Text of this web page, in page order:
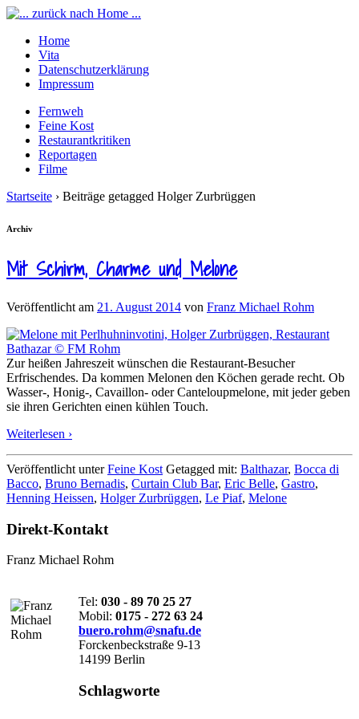
Home
Vita
Datenschutzerklärung
Impressum
Fernweh
Feine Kost
Restaurantkritiken
Reportagen
Filme
Startseite › Beiträge getagged Holger Zurbrüggen
Archiv
Mit Schirm, Charme und Melone
Veröffentlicht am 21. August 2014 von Franz Michael Rohm
Zur heißen Jahreszeit wünschen die Restaurant-Besucher
Erfrischendes. Da kommen Melonen den Köchen gerade recht. Ob
Wasser-, Honig-, Cavaillon- oder Canteloupmelone, mit jeder geben
sie ihren Gerichten einen kühlen Touch.
Weiterlesen ›
Veröffentlicht unterFeine Kost Getagged mit: Balthazar, Bocca di
Bacco, Bruno Bernadis, Curtain Club Bar, Eric Belle, Gastro,
Henning Heissen, Holger Zurbrüggen, Le Piaf, Melone
Direkt-Kontakt
Franz Michael Rohm
Tel: 030 - 89 70 25 27
Mobil: 0175 - 272 63 24
buero.rohm@snafu.de
Forckenbeckstraße 9-13
14199 Berlin
Schlagworte